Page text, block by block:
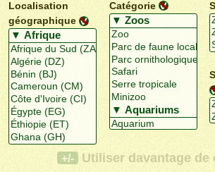
Localisation
géographique
Catégorie
+/- Utiliser davantage de